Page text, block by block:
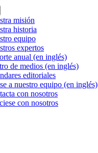
misión
historia
equipo
expertos
anual (en inglés)
de medios (en inglés)
editoriales
a nuestro equipo (en inglés)
con nosotros
con nosotros